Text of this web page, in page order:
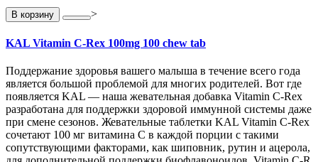
В корзину >
KAL Vitamin C-Rex 100mg 100 chew tab
Поддержание здоровья вашего малыша в течение всего года
является большой проблемой для многих родителей. Вот где
появляется KAL — наша жевательная добавка Vitamin C-Rex
разработана для поддержки здоровой иммунной системы даже
при смене сезонов. Жевательные таблетки KAL Vitamin C-Rex
сочетают 100 мг витамина C в каждой порции с такими
сопутствующими факторами, как шиповник, рутин и ацерола,